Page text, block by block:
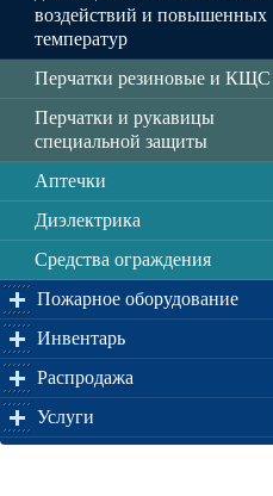
воздействий и повышенных
температур
Перчатки резиновые и КЩС
Перчатки и рукавицы
специальной защиты
Аптечки
Диэлектрика
Средства ограждения
Пожарное оборудование
Инвентарь
Распродажа
Услуги